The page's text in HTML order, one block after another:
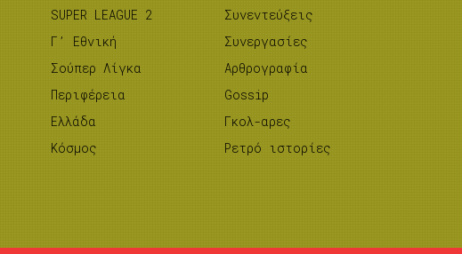
SUPER LEAGUE 2
Γ’ Εθνική
Σούπερ Λίγκα
Περιφέρεια
Ελλάδα
Κόσμος
Συνεντεύξεις
Συνεργασίες
Αρθρογραφία
Gossip
Γκολ-αρες
Ρετρό ιστορίες